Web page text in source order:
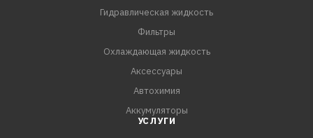
защиту от износа.
Подходит для применения в вариаторах CVT:
Nissan Qashqai J11 2013-, Nissan Pathfinder R52 2013-,
Гидравлическая жидкость
Фильтры
Охлаждающая жидкость
Аксессуары
Автохимия
Аккумуляторы
УСЛУГИ